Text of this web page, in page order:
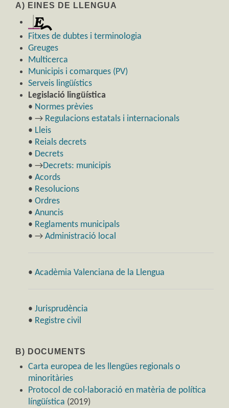
A) EINES DE LLENGUA
Fitxes de dubtes i terminologia
Greuges
Multicerca
Municipis i comarques (PV)
Serveis lingüístics
Legislació lingüística
• Normes prèvies
• → Regulacions estatals i internacionals
• Lleis
• Reials decrets
• Decrets
• →Decrets: municipis
• Acords
• Resolucions
• Ordres
• Anuncis
• Reglaments municipals
• → Administració local
• Acadèmia Valenciana de la Llengua
• Jurisprudència
• Registre civil
B) DOCUMENTS
Carta europea de les llengües regionals o
minoritàries
Protocol de col·laboració en matèria de política
língüística (2019)